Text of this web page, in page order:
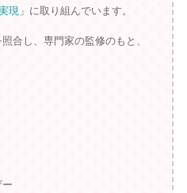
現 」に取り組んでいます。
合し、専門家の監修のもと、